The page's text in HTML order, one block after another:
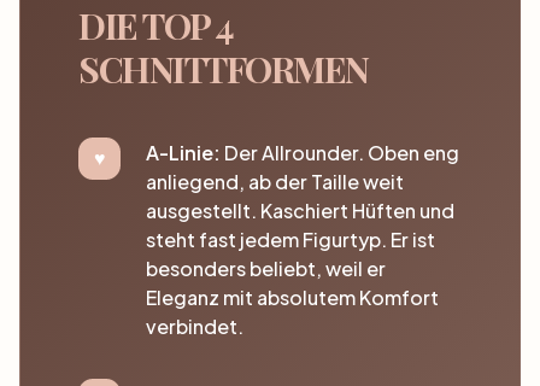
DIE TOP 4
SCHNITTFORMEN
A-Linie: Der Allrounder. Oben eng
anliegend, ab der Taille weit
ausgestellt. Kaschiert Hüften und
steht fast jedem Figurtyp. Er ist
besonders beliebt, weil er
Eleganz mit absolutem Komfort
verbindet.